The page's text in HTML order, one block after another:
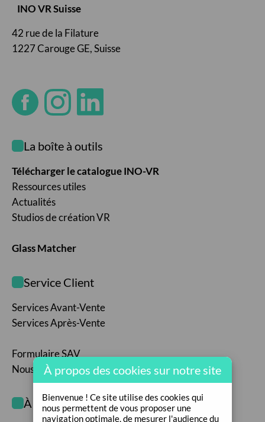
INO VR Suisse
42 rue de la Filature
1227 Carouge GE, Suisse
La boîte à outils
Télécharger le catalogue INO-VR
Ressources utiles
Actualités
Studios de création VR
Glass Matcher
Service Client
Services Avant-Vente
Services Après-Vente
Formulaire SAV
Nous contacter
À propos de nous
À propos des cookies sur notre site
Bienvenue ! Ce site utilise des cookies qui
nous permettent de vous proposer une
navigation optimale, de mesurer l'audience du